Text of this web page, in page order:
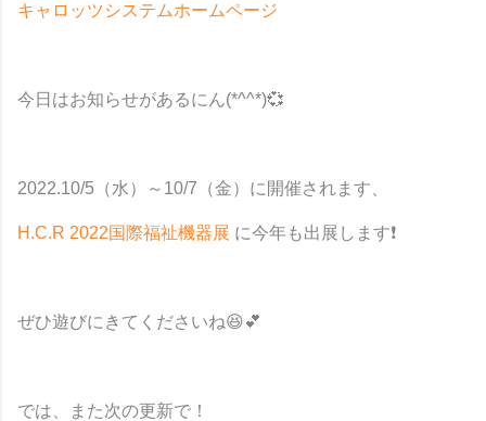
キャロッツシステムホームページ
今日はお知らせがあるにん(*^^*)💞
2022.10/5（水）～10/7（金）に開催されます、
H.C.R 2022国際福祉機器展 に今年も出展します❗
ぜひ遊びにきてくださいね😆💕
では、また次の更新で！